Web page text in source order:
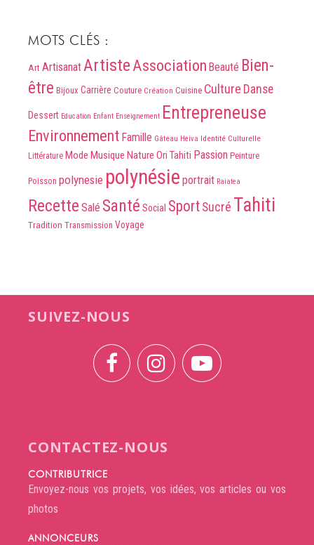
MOTS CLÉS :
Art ArtisanatArtisteAssociation Beauté Bien-
être Bijoux Carrière Couture Création Cuisine Culture Danse
Dessert Education Enfant Enseignement Entrepreneuse
Environnement Famille Gâteau Heiva Identité Culturelle
Littérature Mode Musique Nature Ori Tahiti Passion Peinture
Poisson polynesie polynésie portrait Raiatea
Recette Salé Santé Social SportSucré Tahiti
Tradition Transmission Voyage
SUIVEZ-NOUS
CONTACTEZ-NOUS
CONTRIBUTRICE
Envoyez-nous vos projets, vos idées, vos articles ou vos
photos
ANNONCEURS